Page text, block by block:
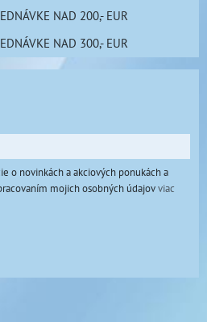
NAD 200,- EUR
NAD 300,- EUR
o novinkách a akciových ponukách a
mojich osobných údajovviac